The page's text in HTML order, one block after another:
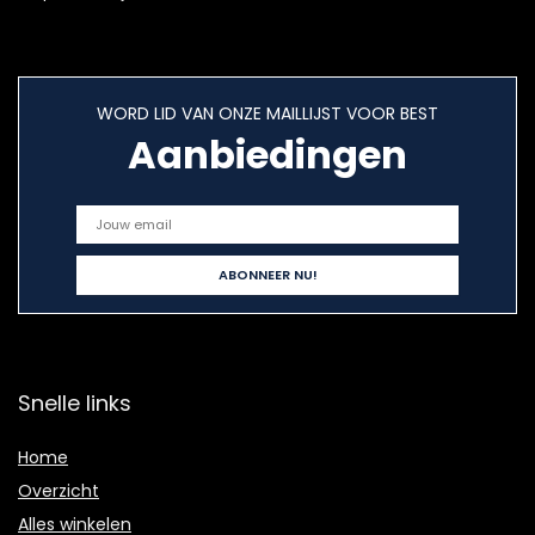
WORD LID VAN ONZE MAILLIJST VOOR BEST
Aanbiedingen
Snelle links
Home
Overzicht
Alles winkelen